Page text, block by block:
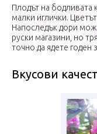
Плодът на бодливата
малки иглички.
Напоследък дори
руски магазини, но
точно да ядете годен
Вкусови